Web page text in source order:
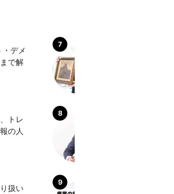
デメ
で解
トレ
の人
扱い